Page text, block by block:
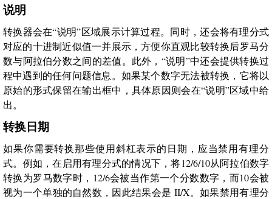
说明
转换器会在“说明”区域展示计算过程。同时，还会将有理分式
对应的十进制近似值一并展示，方便你直观比较转换后罗马分
数与阿拉伯分数之间的差值。此外，“说明”中还会提供转换过
程中遇到的任何问题信息。如果某个数字无法被转换，它将以
原始的形式保留在输出框中，具体原因则会在“说明”区域中给
出。
转换日期
如果你需要转换那些使用斜杠表示的日期，应当禁用有理分
式。例如，在启用有理分式的情况下，将12/6/10从阿拉伯数字
转换为罗马数字时，12/6会被当作第一个分数数字，而10会被
视为一个单独的自然数，因此结果会是 II/X。如果禁用有理分